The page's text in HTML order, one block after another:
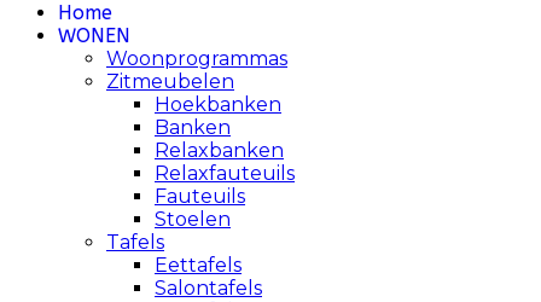
Home
WONEN
Woonprogrammas
Zitmeubelen
Hoekbanken
Banken
Relaxbanken
Relaxfauteuils
Fauteuils
Stoelen
Tafels
Eettafels
Salontafels